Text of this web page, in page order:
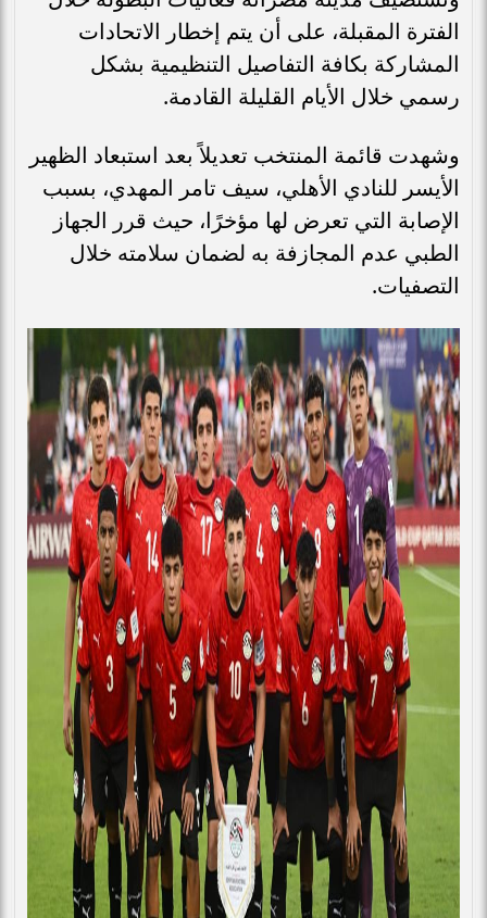
الفترة المقبلة، على أن يتم إخطار الاتحادات
المشاركة بكافة التفاصيل التنظيمية بشكل
رسمي خلال الأيام القليلة القادمة.
وشهدت قائمة المنتخب تعديلاً بعد استبعاد الظهير
الأيسر للنادي الأهلي، سيف تامر المهدي، بسبب
الإصابة التي تعرض لها مؤخرًا، حيث قرر الجهاز
الطبي عدم المجازفة به لضمان سلامته خلال
التصفيات.